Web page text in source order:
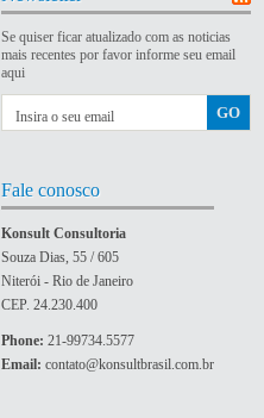
Se quiser ficar atualizado com as noticias
mais recentes por favor informe seu email
aqui
Fale conosco
Konsult Consultoria
Souza Dias, 55 / 605
Niterói - Rio de Janeiro
CEP. 24.230.400
Phone: 21-99734.5577
Email: contato@konsultbrasil.com.br